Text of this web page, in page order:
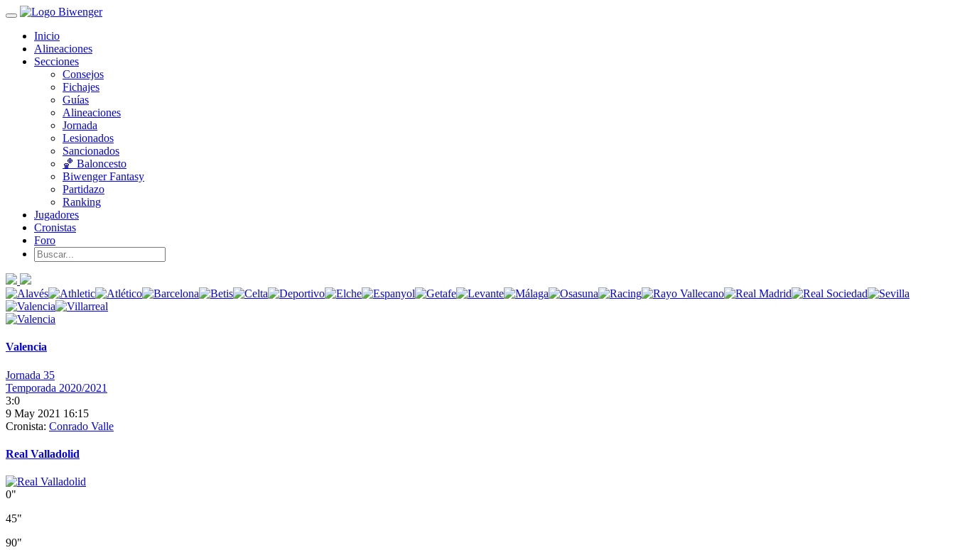
Inicio
Alineaciones
Secciones
Consejos
Fichajes
Guías
Alineaciones
Jornada
Lesionados
Sancionados
🏀 Baloncesto
Biwenger Fantasy
Partidazo
Ranking
Jugadores
Cronistas
Foro
Valencia
Jornada 35
Temporada 2020/2021
3:0
9 May 2021 16:15
Cronista: Conrado Valle
Real Valladolid
0"
45"
90"